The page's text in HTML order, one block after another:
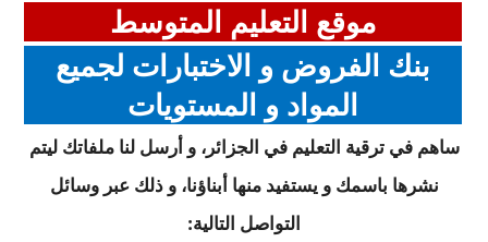
موقع التعليم المتوسط
بنك الفروض و الاختبارات لجميع
المواد و المستويات
ساهم في ترقية التعليم في الجزائر، و أرسل لنا ملفاتك ليتم
نشرها باسمك و يستفيد منها أبناؤنا، و ذلك عبر وسائل
التواصل التالية: